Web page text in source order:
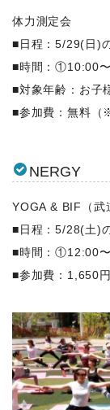
体力測定会
■日程：5/29(日)
■時間：①10:00
■対象年齢：お子
■参加費：無料（
NERGY
YOGA & BIF（武
■日程：5/28(土)
■時間：①12:00
■参加費：1,650